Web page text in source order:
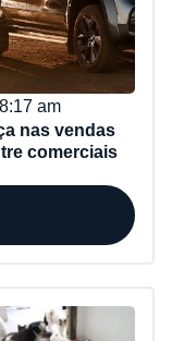
8:17 am
nas vendas
comerciais